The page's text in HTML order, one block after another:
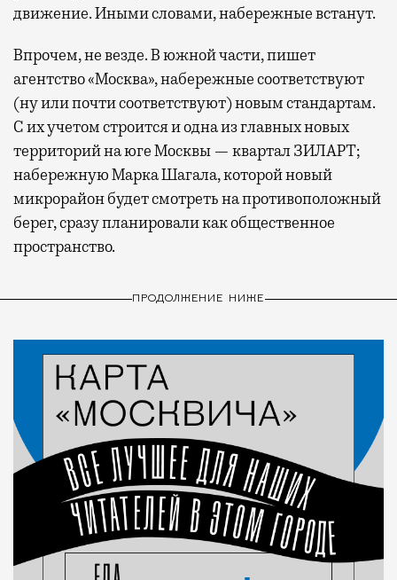
движение. Иными словами, набережные встанут.
Впрочем, не везде. В южной части, пишет
агентство «Москва», набережные соответствуют
(ну или почти соответствуют) новым стандартам.
С их учетом строится и одна из главных новых
территорий на юге Москвы — квартал ЗИЛАРТ;
набережную Марка Шагала, которой новый
микрорайон будет смотреть на противоположный
берег, сразу планировали как общественное
пространство.
ПРОДОЛЖЕНИЕ НИЖЕ